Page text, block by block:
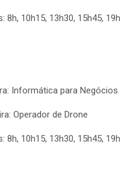
8h, 10h15, 13h30, 15h45, 19h
Informática para Negócios
Operador de Drone
8h, 10h15, 13h30, 15h45, 19h